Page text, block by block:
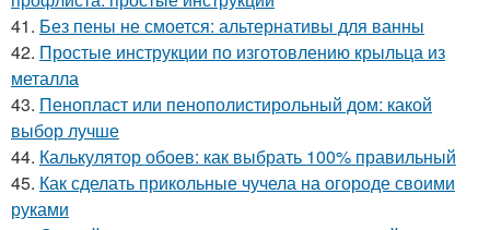
41. Без пены не смоется: альтернативы для ванны
42. Простые инструкции по изготовлению крыльца из
металла
43. Пенопласт или пенополистирольный дом: какой
выбор лучше
44. Калькулятор обоев: как выбрать 100% правильный
45. Как сделать прикольные чучела на огороде своими
руками